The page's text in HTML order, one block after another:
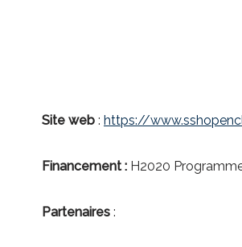
Site web : https://
Financement : H2020
Partenaires :